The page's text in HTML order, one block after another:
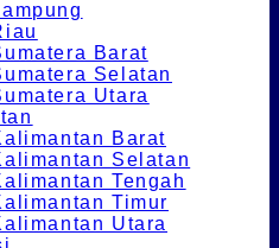
Barat
Selatan
Utara
Barat
Selatan
Tengah
Timur
Utara